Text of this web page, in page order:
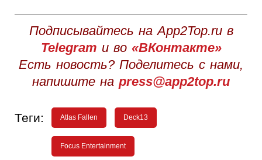
Подписывайтесь на App2Top.ru в
Telegram и во «ВКонтакте»
Есть новость? Поделитесь с нами,
напишите на press@app2top.ru
Теги: Atlas Fallen Deck13
Focus Entertainment